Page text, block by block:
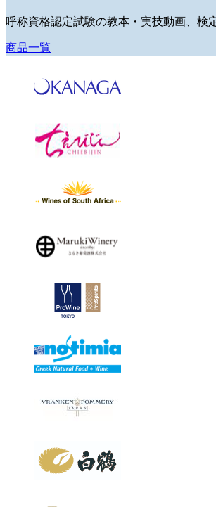
呼称資格認定試験の教本・実技動画、検
商品一覧